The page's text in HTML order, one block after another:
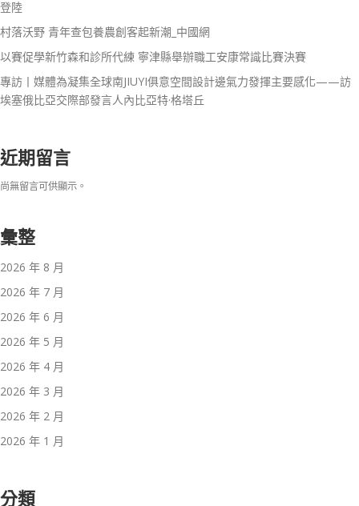
登陸
村落沃野 青年查包養農創客起新潮_中國網
以賽促學新竹森和診所代練 寧津縣舉辦職工安康常識比賽決賽
專訪丨媒體為凝集全球南JIUYI俱意空間設計邊氣力發揮主要感化——訪
埃塞俄比亞交際部發言人內比亞特·格塔丘
近期留言
尚無留言可供顯示。
彙整
2026 年 8 月
2026 年 7 月
2026 年 6 月
2026 年 5 月
2026 年 4 月
2026 年 3 月
2026 年 2 月
2026 年 1 月
分類